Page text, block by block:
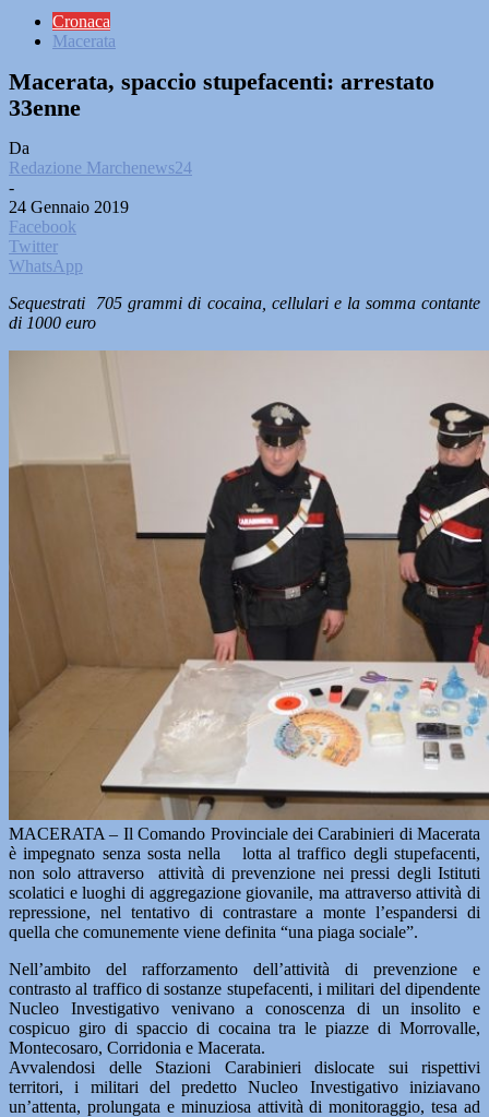
Cronaca
Macerata
Macerata, spaccio stupefacenti: arrestato
33enne
Da
Redazione Marchenews24
-
24 Gennaio 2019
Facebook
Twitter
WhatsApp
Sequestrati 705 grammi di cocaina, cellulari e la somma contante
di 1000 euro
MACERATA – Il Comando Provinciale dei Carabinieri di Macerata
è impegnato senza sosta nella lotta al traffico degli stupefacenti,
non solo attraverso attività di prevenzione nei pressi degli Istituti
scolatici e luoghi di aggregazione giovanile, ma attraverso attività di
repressione, nel tentativo di contrastare a monte l’espandersi di
quella che comunemente viene definita “una piaga sociale”.
Nell’ambito del rafforzamento dell’attività di prevenzione e
contrasto al traffico di sostanze stupefacenti, i militari del dipendente
Nucleo Investigativo venivano a conoscenza di un insolito e
cospicuo giro di spaccio di cocaina tra le piazze di Morrovalle,
Montecosaro, Corridonia e Macerata.
Avvalendosi delle Stazioni Carabinieri dislocate sui rispettivi
territori, i militari del predetto Nucleo Investigativo iniziavano
un’attenta, prolungata e minuziosa attività di monitoraggio, tesa ad